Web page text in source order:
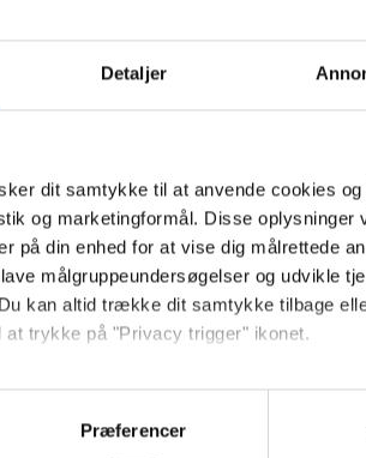
Detaljer
dit samtykke til at anvende cookies
og marketingformål. Disse oplysninger
på din enhed for at vise dig målrettede
målgruppeundersøgelser og udvikle
kan altid trække dit samtykke tilbage
at trykke på "Privacy trigger" ikonet.
Præferencer
og produktstruktur er
som med vores gamle udbyder,
at det er gået den rigtige vej.”
meget fokus på, hvad vi bruger og
vores reelle behov, og vi bliver
er mobildækningen?
løsning, hvor vi kan skifte mellem